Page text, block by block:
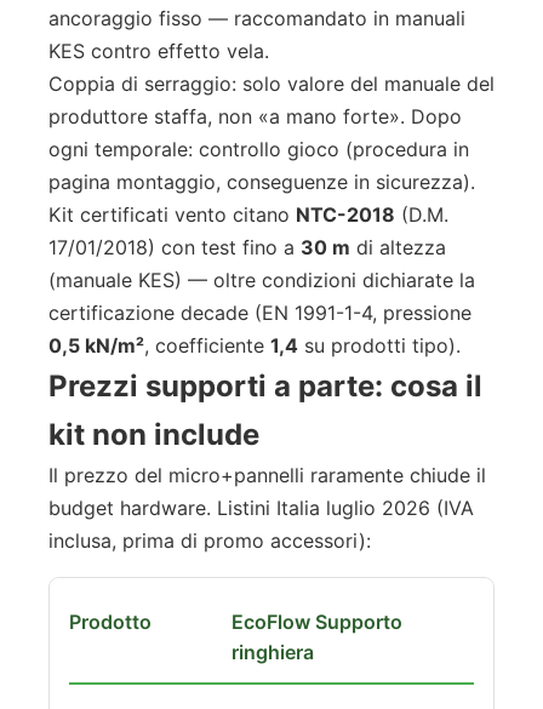
ancoraggio fisso — raccomandato in manuali
KES contro effetto vela.
Coppia di serraggio: solo valore del manuale del
produttore staffa, non «a mano forte». Dopo
ogni temporale: controllo gioco (procedura in
pagina montaggio, conseguenze in sicurezza).
Kit certificati vento citano NTC-2018 (D.M.
17/01/2018) con test fino a 30 m di altezza
(manuale KES) — oltre condizioni dichiarate la
certificazione decade (EN 1991-1-4, pressione
0,5 kN/m², coefficiente 1,4 su prodotti tipo).
Prezzi supporti a parte: cosa il
kit non include
Il prezzo del micro+pannelli raramente chiude il
budget hardware. Listini Italia luglio 2026 (IVA
inclusa, prima di promo accessori):
EcoFlow Supporto
ringhiera